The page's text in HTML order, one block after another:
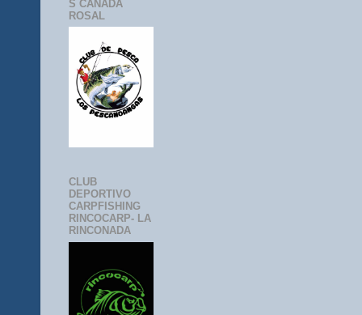
S CAÑADA
ROSAL
CLUB
DEPORTIVO
CARPFISHING
RINCOCARP- LA
RINCONADA